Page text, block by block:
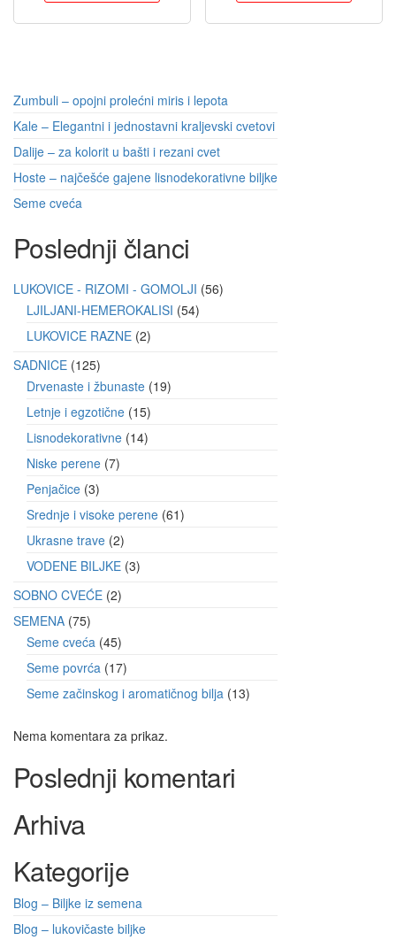
Zumbuli – opojni prolećni miris i lepota
Kale – Elegantni i jednostavni kraljevski cvetovi
Dalije – za kolorit u bašti i rezani cvet
Hoste – najčešće gajene lisnodekorativne biljke
Seme cveća
Poslednji članci
LUKOVICE - RIZOMI - GOMOLJI 56
LJILJANI-HEMEROKALISI 54
LUKOVICE RAZNE 2
SADNICE 125
Drvenaste i žbunaste 19
Letnje i egzotične 15
Lisnodekorativne 14
Niske perene 7
Penjačice 3
Srednje i visoke perene 61
Ukrasne trave 2
VODENE BILJKE 3
SOBNO CVEĆE 2
SEMENA 75
Seme cveća 45
Seme povrća 17
Seme začinskog i aromatičnog bilja 13
Nema komentara za prikaz.
Poslednji komentari
Arhiva
Kategorije
Blog – Biljke iz semena
Blog – lukovičaste biljke